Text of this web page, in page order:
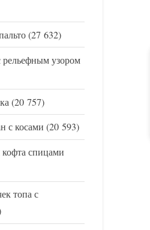
(27 632)
рельефным узором
(20 757)
с косами (20 593)
спицами
топа с